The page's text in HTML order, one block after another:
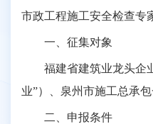
市政工程施工安全检查专
一、征集对象
福建省建筑业龙头企
业”）、泉州市施工总承包
二、申报条件